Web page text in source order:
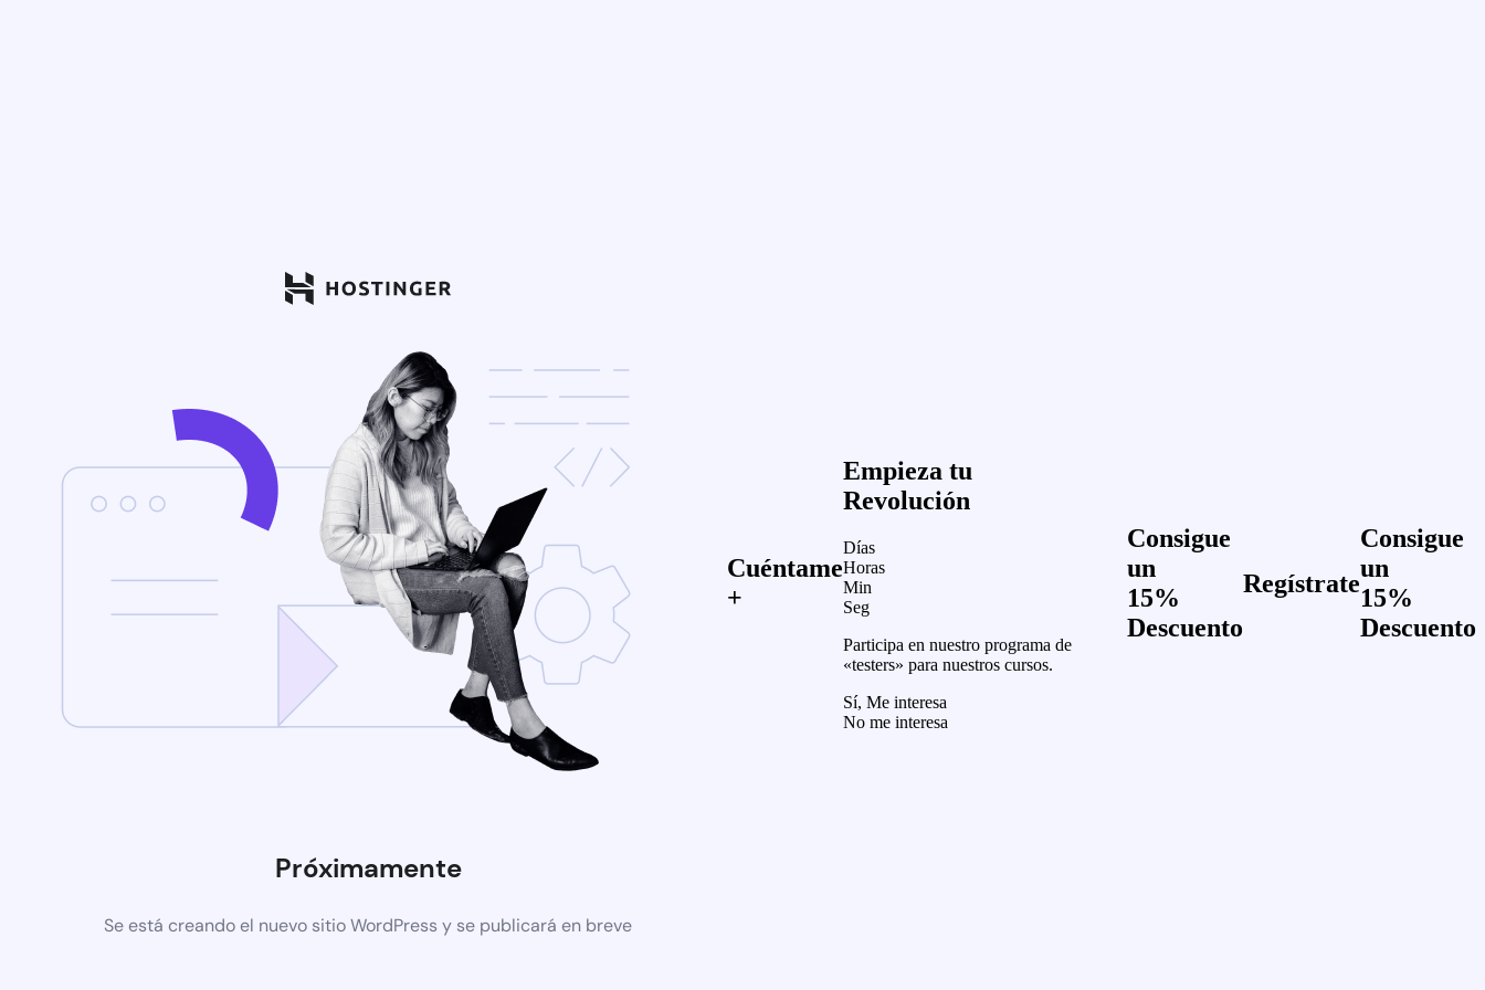
Próximamente
Se está creando el nuevo sitio WordPress y se publicará en breve
Cuéntame
+
Empieza tu
Revolución
Días
Horas
Min
Seg
Participa en nuestro programa de
«testers» para nuestros cursos.
Sí, Me interesa
No me interesa
Consigue
un
15%
Descuento
Regístrate
Consigue
un
15%
Descuento